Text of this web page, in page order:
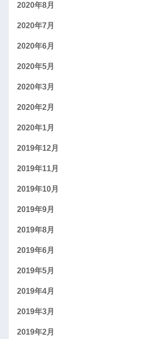
2020年8月
2020年7月
2020年6月
2020年5月
2020年3月
2020年2月
2020年1月
2019年12月
2019年11月
2019年10月
2019年9月
2019年8月
2019年6月
2019年5月
2019年4月
2019年3月
2019年2月